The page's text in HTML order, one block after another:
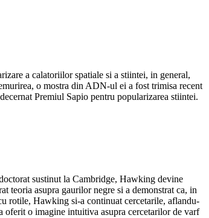
a calatoriilor spatiale si a stiintei, in general,
o mostra din ADN-ul ei a fost trimisa recent
Premiul Sapio pentru popularizarea stiintei.
sustinut la Cambridge, Hawking devine
teoria asupra gaurilor negre si a demonstrat ca, in
rotile, Hawking si-a continuat cercetarile, aflandu-
oferit o imagine intuitiva asupra cercetarilor de varf